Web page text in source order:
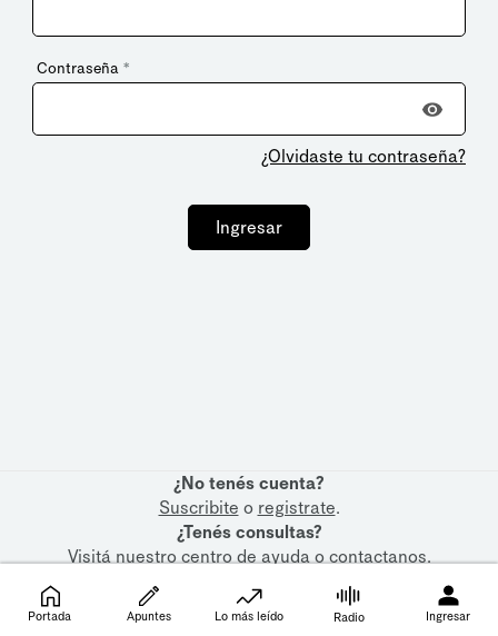
Contraseña *
¿Olvidaste tu contraseña?
Ingresar
¿No tenés cuenta?
Suscribite o registrate.
¿Tenés consultas?
Visitá nuestrocentro de ayudaocontactanos.
Portada Apuntes Lo más leído Radio Ingresar